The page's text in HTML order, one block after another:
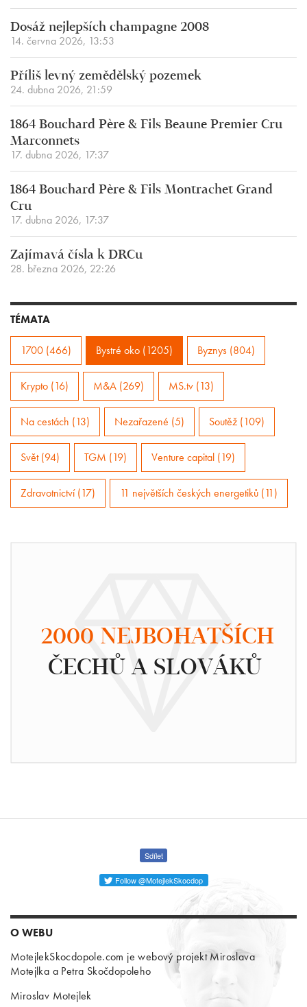
Dosáž nejlepších champagne 2008
14. června 2026, 13:53
Příliš levný zemědělský pozemek
24. dubna 2026, 21:59
1864 Bouchard Père & Fils Beaune Premier Cru
Marconnets
17. dubna 2026, 17:37
1864 Bouchard Père & Fils Montrachet Grand
Cru
17. dubna 2026, 17:37
Zajímavá čísla k DRCu
28. března 2026, 22:26
TÉMATA
1700 (466) Bystré oko (1205) Byznys (804)
Krypto (16) M&A (269) MS.tv (13)
Na cestách (13) Nezařazené (5) Soutěž (109)
Svět (94) TGM (19) Venture capital (19)
Zdravotnictví (17) 11 největších českých energetiků (11)
2000 NEJBOHATŠÍCH
ČECHŮ A SLOVÁKŮ
Sdílet
Follow @MotejlekSkocdop
O WEBU
MotejlekSkocdopole.com je webový projekt Miroslava
Motejlka a Petra Skočdopoleho
Miroslav Motejlek